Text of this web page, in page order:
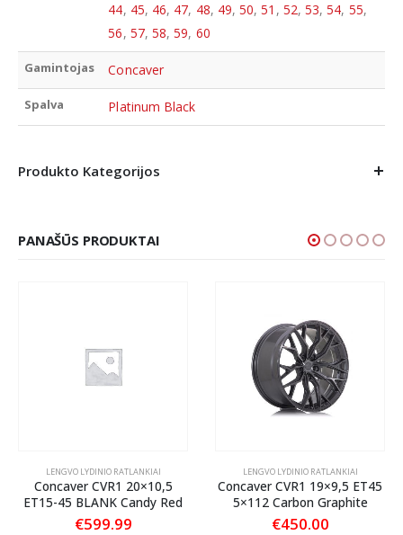
44, 45, 46, 47, 48, 49,50,51 , 52, 53,54, 55,
56, 57, 58,59, 60
Gamintojas Concaver
Spalva Platinum Black
Produkto Kategorijos
PANAŠŪS PRODUKTAI
LENGVO LYDINIO RATLANKIAI
Concaver CVR1 20×10,5
ET15-45 BLANK Candy Red
€599.99
LENGVO LYDINIO RATLANKIAI
Concaver CVR1 19×9,5 ET45
5×112 Carbon Graphite
€450.00